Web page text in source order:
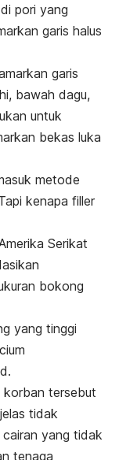
pori yang
garis halus
garis
bawah dagu,
untuk
bekas luka
metode
kenapa filler
Serikat
bokong
yang tinggi
korban tersebut
tidak
cairan yang tidak
tenaga